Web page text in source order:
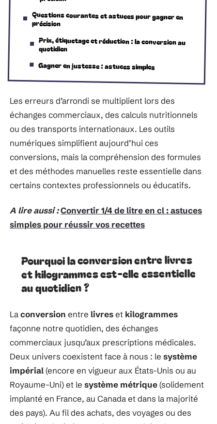
Questions courantes et astuces pour gagner en
précision
Prix, étiquetage et réduction : la conversion au
quotidien
Gagner en justesse : astuces simples
Les erreurs d’arrondi se multiplient lors des
échanges commerciaux, des calculs nutritionnels
ou des transports internationaux. Les outils
numériques simplifient aujourd’hui ces
conversions, mais la compréhension des formules
et des méthodes manuelles reste essentielle dans
certains contextes professionnels ou éducatifs.
A lire aussi :Convertir 1/4 de litre en cl : astuces
simples pour réussir vos recettes
Pourquoi la conversion entre livres
et kilogrammes est-elle essentielle
au quotidien ?
Laconversion entre livreset kilogrammes
façonne notre quotidien, des échanges
commerciaux jusqu’aux prescriptions médicales.
Deux univers coexistent face à nous : le système
impérial(encore en vigueur aux États-Unis ou au
Royaume-Uni) et le système métrique(solidement
implanté en France, au Canada et dans la majorité
des pays). Au fil des achats, des voyages ou des